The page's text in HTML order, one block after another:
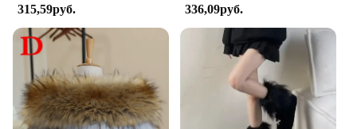
315,59руб. 336,09руб.